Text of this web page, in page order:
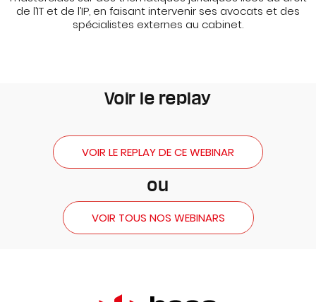
de l’IT et de l’IP, en faisant intervenir ses avocats et des
spécialistes externes au cabinet.
Voir le replay
VOIR LE REPLAY DE CE WEBINAR
ou
VOIR TOUS NOS WEBINARS